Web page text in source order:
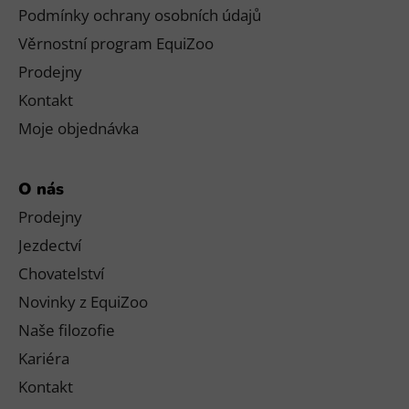
Podmínky ochrany osobních údajů
Věrnostní program EquiZoo
Prodejny
Kontakt
Moje objednávka
O nás
Prodejny
Jezdectví
Chovatelství
Novinky z EquiZoo
Naše filozofie
Kariéra
Kontakt